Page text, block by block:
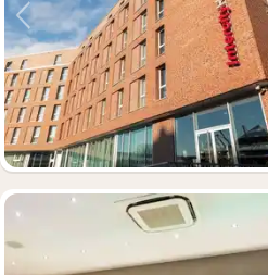
Vorheriges Bild